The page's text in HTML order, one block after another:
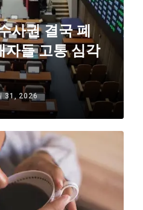
사권 결국 폐
들 고통 심각
31, 2026